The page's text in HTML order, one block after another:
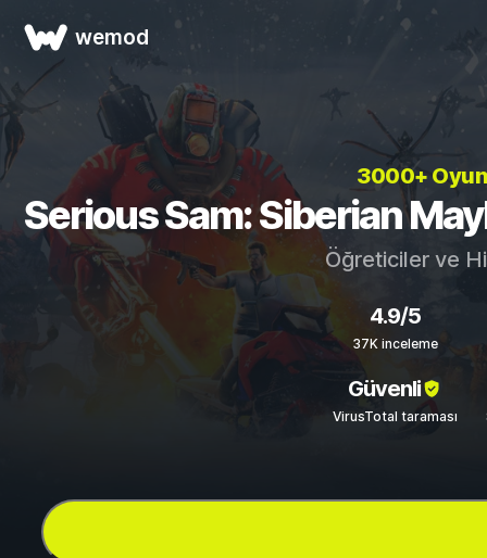
wemod
3000+
Serious Sam: Siberian
Öğreticiler ve
4.9/5
37K inceleme
Güvenli
VirusTotal taraması